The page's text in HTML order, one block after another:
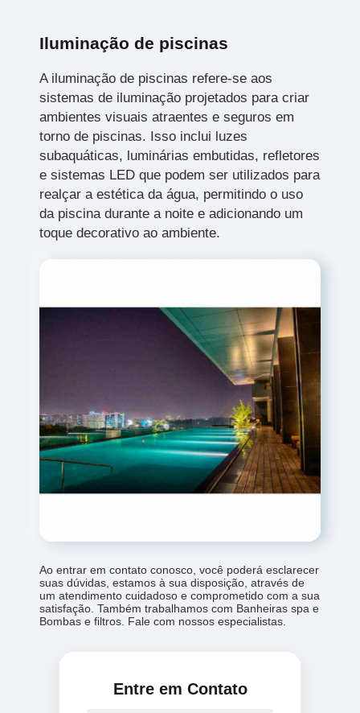
Iluminação de piscinas
A iluminação de piscinas refere-se aos
sistemas de iluminação projetados para criar
ambientes visuais atraentes e seguros em
torno de piscinas. Isso inclui luzes
subaquáticas, luminárias embutidas, refletores
e sistemas LED que podem ser utilizados para
realçar a estética da água, permitindo o uso
da piscina durante a noite e adicionando um
toque decorativo ao ambiente.
Ao entrar em contato conosco, você poderá esclarecer
suas dúvidas, estamos à sua disposição, através de
um atendimento cuidadoso e comprometido com a sua
satisfação. Também trabalhamos com Banheiras spa e
Bombas e filtros. Fale com nossos especialistas.
Entre em Contato